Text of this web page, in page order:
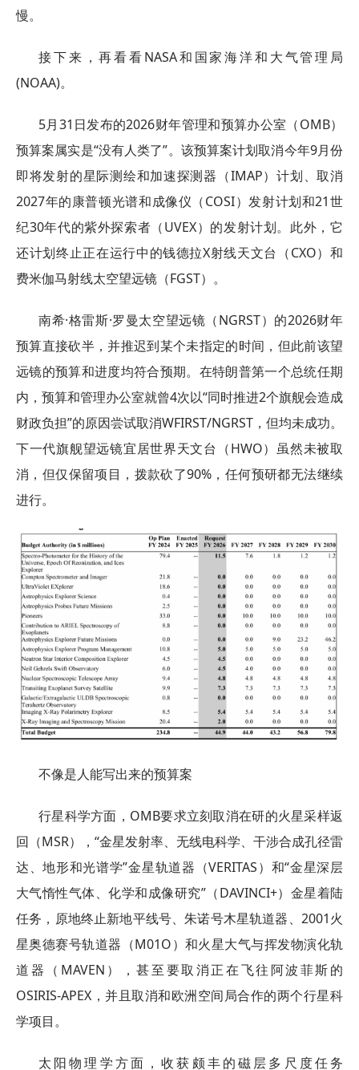
慢。
接下来，再看看NASA和国家海洋和大气管理局
(NOAA)。
5月31日发布的2026财年管理和预算办公室（OMB）
预算案属实是“没有人类了”。该预算案计划取消今年9月份
即将发射的星际测绘和加速探测器（IMAP）计划、取消
2027年的康普顿光谱和成像仪（COSI）发射计划和21世
纪30年代的紫外探索者（UVEX）的发射计划。此外，它
还计划终止正在运行中的钱德拉X射线天文台（CXO）和
费米伽马射线太空望远镜（FGST）。
南希·格雷斯·罗曼太空望远镜（NGRST）的2026财年
预算直接砍半，并推迟到某个未指定的时间，但此前该望
远镜的预算和进度均符合预期。在特朗普第一个总统任期
内，预算和管理办公室就曾4次以“同时推进2个旗舰会造成
财政负担”的原因尝试取消WFIRST/NGRST，但均未成功。
下一代旗舰望远镜宜居世界天文台（HWO）虽然未被取
消，但仅保留项目，拨款砍了90%，任何预研都无法继续
进行。
不像是人能写出来的预算案
行星科学方面，OMB要求立刻取消在研的火星采样返
回（MSR），“金星发射率、无线电科学、干涉合成孔径雷
达、地形和光谱学”金星轨道器（VERITAS）和“金星深层
大气惰性气体、化学和成像研究”（DAVINCI+）金星着陆
任务，原地终止新地平线号、朱诺号木星轨道器、2001火
星奥德赛号轨道器（M01O）和火星大气与挥发物演化轨
道器（MAVEN），甚至要取消正在飞往阿波菲斯的
OSIRIS-APEX，并且取消和欧洲空间局合作的两个行星科
学项目。
太阳物理学方面，收获颇丰的磁层多尺度任务